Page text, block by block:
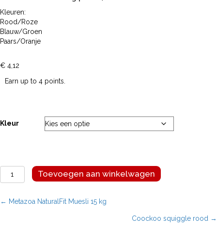
Kleuren:
Rood/Roze
Blauw/Groen
Paars/Oranje
€ 4,12
Earn up to 4 points.
Kleur
bal
touwlus
Toevoegen aan winkelwagen
Posts
← Metazoa NaturalFit Muesli 15 kg
Coockoo squiggle rood →